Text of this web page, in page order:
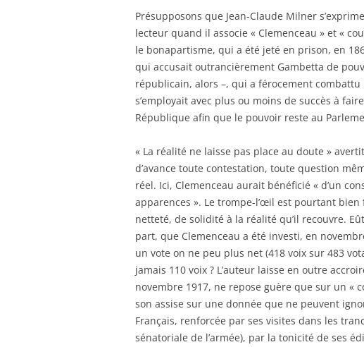
Présupposons que Jean-Claude Milner
lecteur quand il associe « Clemenceau » et «
le bonapartisme, qui a été jeté en prison, en
qui accusait outrancièrement Gambetta de
républicain, alors –, qui a férocement
s’employait avec plus ou moins de succès à
République afin que le pouvoir reste au
« La réalité ne laisse pas place au doute »
d’avance toute contestation, toute question
réel. Ici, Clemenceau aurait bénéficié « d’un
apparences ». Le trompe-l’œil est pourtant
netteté, de solidité à la réalité qu’il recouvre.
part, que Clemenceau a été investi, en
un vote on ne peu plus net (418 voix sur 483
jamais 110 voix ? L’auteur laisse en outre
novembre 1917, ne repose guère que sur un «
son assise sur une donnée que ne peuvent
Français, renforcée par ses visites dans les
sénatoriale de l’armée), par la tonicité de ses